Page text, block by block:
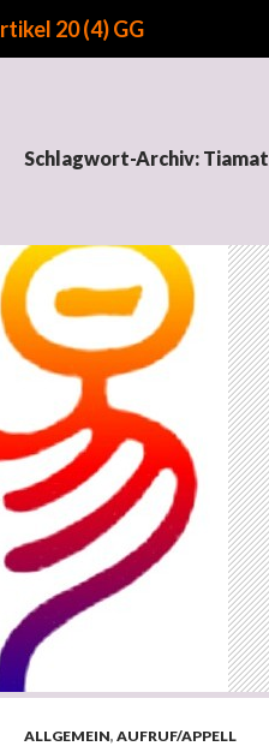
20 (4) GG
Schlagwort-Archiv: Tiamat
ALLGEMEIN, AUFRUF/APPELL